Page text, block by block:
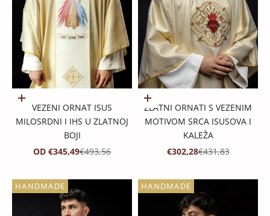
Odaberite opcije
VEZENI ORNAT ISUS
MILOSRDNI I IHS U ZLATNOJ
BOJI
PROMOTIVNA CIJENA
OD €345,49REDOVNA CIJENA
€493,56
Dodaj u košaricu
ZLATNI ORNATI S VEZENIM
MOTIVOM SRCA ISUSOVA I
KALEŽA
PROMOTIVNA CIJENA
€302,28REDOVNA CIJENA
€431,83
HANDMADE HANDMADE